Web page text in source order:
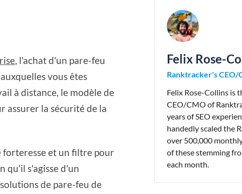
, l'achat d'un pare-feu
vous êtes
à distance, le modèle de
assurer la sécurité de la
forteresse et un filtre pour
qu'il s'agisse d'un
de pare-feu de
Felix Rose-
Ranktracker's
Felix Rose-Collins is
CEO/CMO of
years of SEO
handedly scaled the
over 500,000
of these stemming
each month.